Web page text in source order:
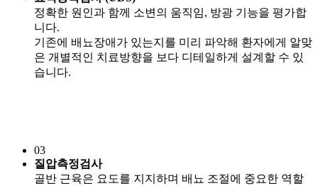
정확한 원인과 함께 소변의 움직임, 방광 기능을 평가합
니다.
기존에 배뇨장애가 있는지를 미리 파악해 환자에게 알맞
은 개별적인 치료방향을 보다 디테일하게 설계할 수 있
습니다.
03
질압측정검사
골반 근육은 요도를 지지하며 배뇨 조절에 중요한 역할